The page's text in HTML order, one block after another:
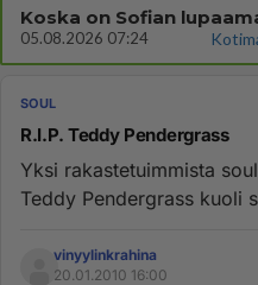
Koska on Sofian
05.08.2026 07:24
SOUL
R.I.P. Teddy Pendergrass
Yksi rakastetuimmista
Teddy Pendergrass kuoli
vinyylinkrahina
20.01.2010 16:00